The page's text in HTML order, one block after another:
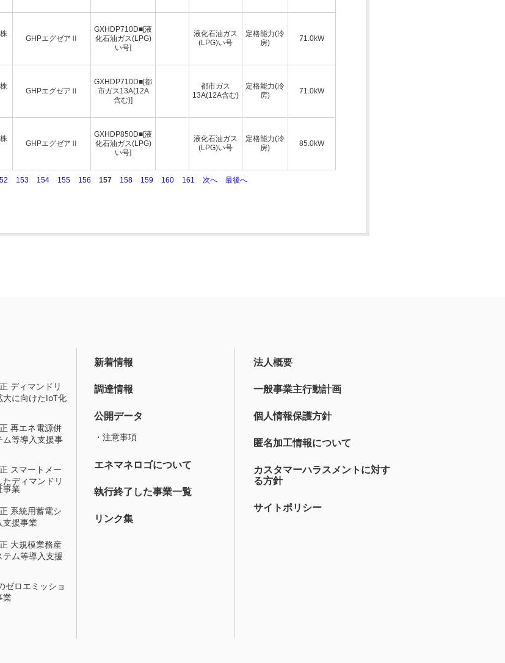
GHPエグゼアⅡ
GXHDP710D■[液
化石油ガス(LPG)
い号]
液化石油ガス
(LPG)い号
定格能力(冷
房)
71.0kW
GHPエグゼアⅡ
GXHDP710D■[都
市ガス13A(12A
含む)]
都市ガス
13A(12A含む)
定格能力(冷
房)
71.0kW
GHPエグゼアⅡ
GXHDP850D■[液
化石油ガス(LPG)
い号]
液化石油ガス
(LPG)い号
定格能力(冷
房)
85.0kW
153 154 155 156 157 158 159 160 161 次へ 最後へ
ディマンドリ
大に向けたIoT化
再エネ電源併
ム等導入支援事
スマートメー
たディマンドリ
事業
系統用蓄電シ
支援事業
大規模業務産
テム等導入支援
ゼロエミッショ
業
新着情報
調達情報
公開データ
・注意事項
エネマネロゴについて
執行終了した事業一覧
リンク集
法人概要
一般事業主行動計画
個人情報保護方針
匿名加工情報について
カスタマーハラスメントに対す
る方針
サイトポリシー